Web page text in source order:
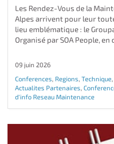
Les Rendez-Vous de la
Alpes arrivent pour leur
lieu emblématique : le
Organisé par SOA People, en
09 juin 2026
Conferences, Regions, Technique,
Actualites Partenaires,
d'info Reseau Maintenance